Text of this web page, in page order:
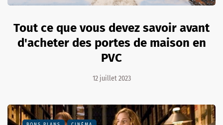
Tout ce que vous devez savoir avant
d'acheter des portes de maison en
PVC
12 juillet 2023